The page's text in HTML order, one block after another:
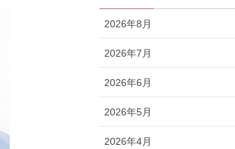
2026年8月
2026年7月
2026年6月
2026年5月
2026年4月